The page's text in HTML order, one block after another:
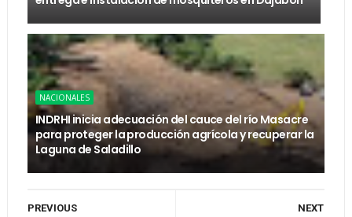
NACIONALES
INDRHI inicia adecuación del cauce del río Masacre
para proteger la producción agrícola y recuperar la
Laguna de Saladillo
NEXT
PREVIOUS